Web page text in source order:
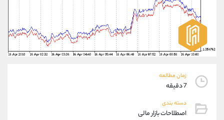
زمان مطالعه
7 دقیقه
دسته بندی
اصطلاحات بازار مالی
09304891085
واتساپ شروع گفتگو
تلگرام @Armteam_admin_103
103
موبایل
تلگرام